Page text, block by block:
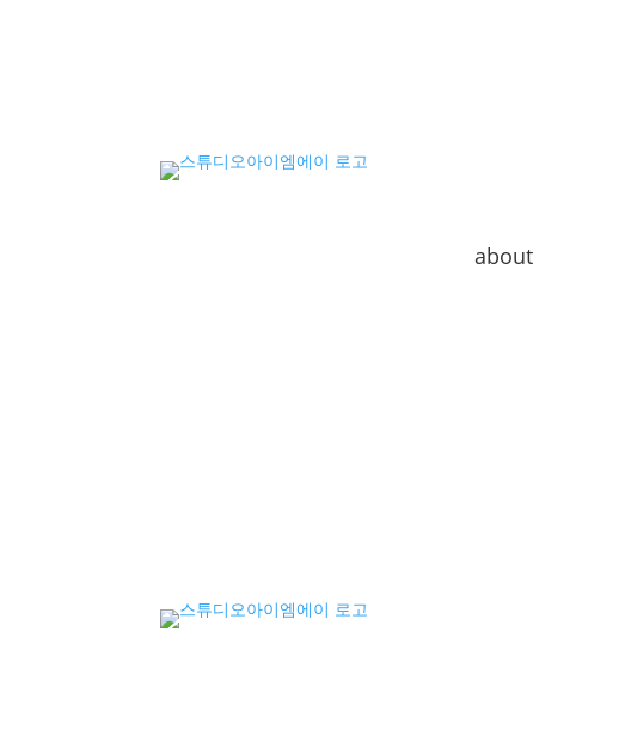
about